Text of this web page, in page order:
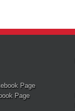
Page
Page